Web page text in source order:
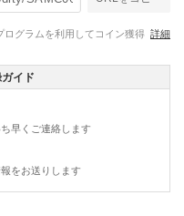
ログラムを利用してコイン獲得 詳細
イド
早くご連絡します
をお送りします